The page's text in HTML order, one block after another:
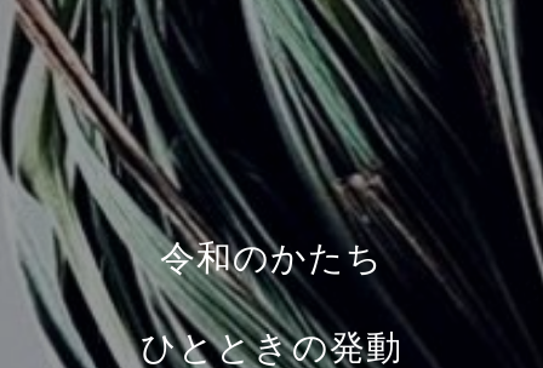
令和のかたち
ひとときの発動